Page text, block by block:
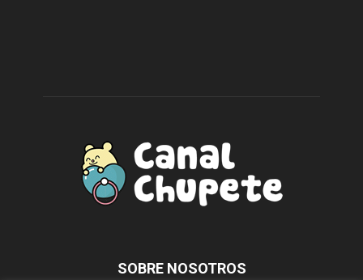
SOBRE NOSOTROS